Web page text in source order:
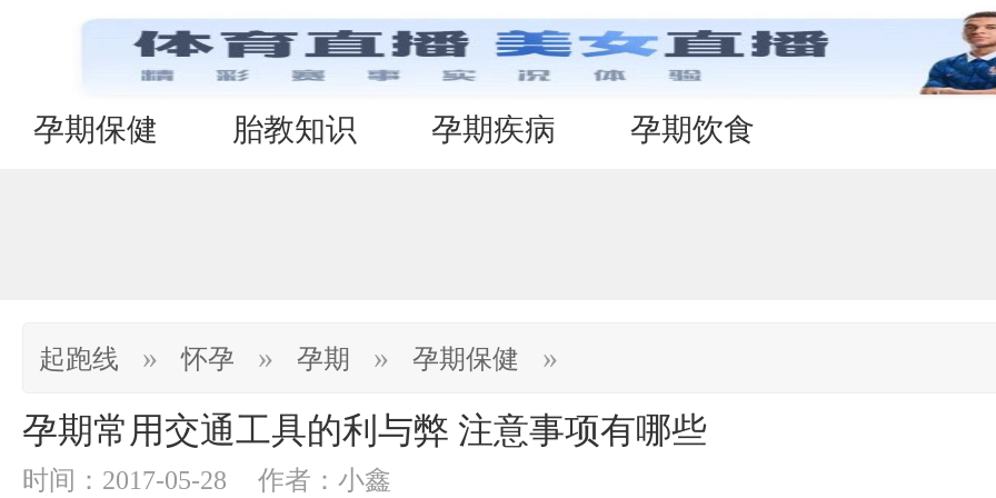
孕期保健 胎教知识 孕期疾病 孕期饮食
起跑线 » 怀孕 » 孕期 » 孕期保健 »
孕期常用交通工具的利与弊 注意事项有哪些
时间：2017-05-28 作者：小鑫